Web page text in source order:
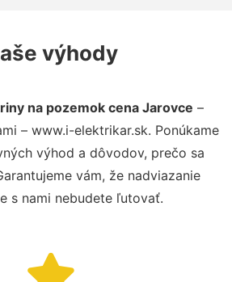
výhody
na pozemok cena Jarovce –
– www.i-elektrikar.sk. Ponúkame
výhod a dôvodov, prečo sa
vám, že nadviazanie
s nami nebudete ľutovať.